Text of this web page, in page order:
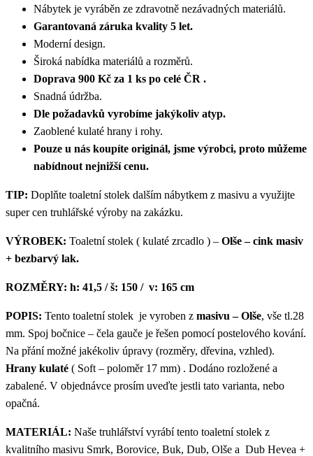
Nábytek je vyráběn ze zdravotně nezávadných materiálů.
Garantovaná záruka kvality 5 let.
Moderní design.
Široká nabídka materiálů a rozměrů.
Doprava 900 Kč za 1 ks po celé ČR .
Snadná údržba.
Dle požadavků vyrobíme jakýkoliv atyp.
Zaoblené kulaté hrany i rohy.
Pouze u nás koupíte originál, jsme výrobci, proto můžeme
nabídnout nejnižší cenu.
TIP: Doplňte toaletní stolek dalším nábytkem z masivu a využijte
super cen truhlářské výroby na zakázku.
VÝROBEK: Toaletní stolek ( kulaté zrcadlo ) – Olše – cink masiv
+ bezbarvý lak.
ROZMĚRY: h: 41,5 / š: 150 / v: 165 cm
POPIS: Tento toaletní stolek je vyroben z masivu – Olše, vše tl.28
mm. Spoj bočnice – čela gauče je řešen pomocí postelového kování.
Na přání možné jakékoliv úpravy (rozměry, dřevina, vzhled).
Hrany kulaté ( Soft – poloměr 17 mm) . Dodáno rozložené a
zabalené. V objednávce prosím uveďte jestli tato varianta, nebo
opačná.
MATERIÁL: Naše truhlářství vyrábí tento toaletní stolek z
kvalitního masivu Smrk, Borovice, Buk, Dub, Olše a Dub Hevea +